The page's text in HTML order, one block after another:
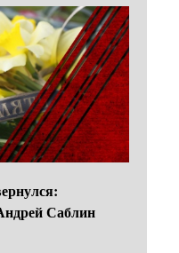
Саблин